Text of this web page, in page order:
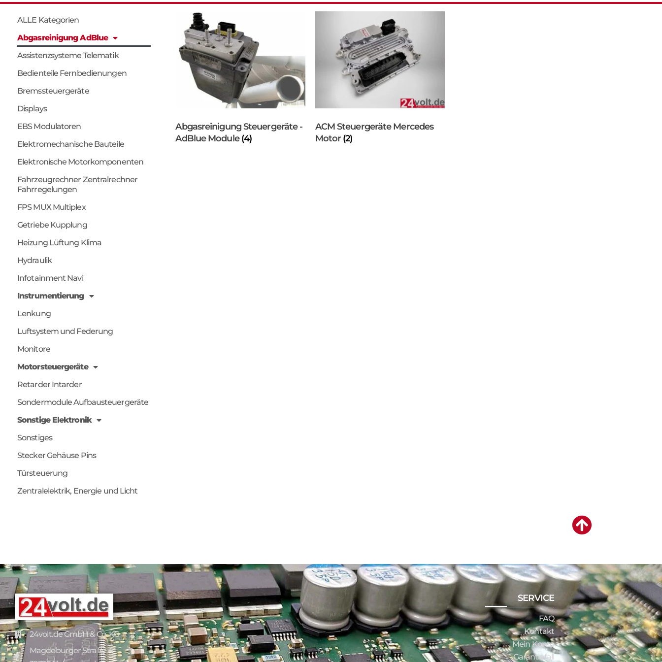
ALLE Kategorien
Abgasreinigung AdBlue
Assistenzsysteme Telematik
Bedienteile Fernbedienungen
Bremssteuergeräte
Displays
EBS Modulatoren
Elektromechanische Bauteile
Elektronische Motorkomponenten
Fahrzeugrechner Zentralrechner
Fahrregelungen
FPS MUX Multiplex
Getriebe Kupplung
Heizung Lüftung Klima
Hydraulik
Infotainment Navi
Instrumentierung
Lenkung
Luftsystem und Federung
Monitore
Motorsteuergeräte
Retarder Intarder
Sondermodule Aufbausteuergeräte
Sonstige Elektronik
Sonstiges
Stecker Gehäuse Pins
Türsteuerung
Zentralelektrik, Energie und Licht
Abgasreinigung Steuergeräte -
AdBlue Module(4)
ACM Steuergeräte Mercedes
Motor (2)
24volt.de GmbH & Co. KG
Magdeburger Straße 4
SERVICE
FAQ
Kontakt
Mein Konto
Garantiefall